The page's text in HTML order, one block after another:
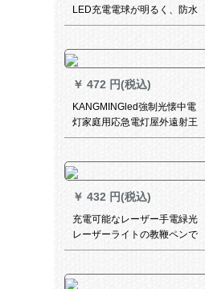
LED充電電球が明るく、防水
移動夜市の露店屋外蓄電灯Aタ
時間の航続が可能です。
￥ 472 円(税込)
KANGMINGled強制光懐中電
灯家庭用応急電灯屋外遠射王
可伸縮性焦点調整アルミニウ
充電小懐中電灯KM-L 260-明
るい黒
￥ 432 円(税込)
充電可能なレーザー手電緑光
レーザーライトの教鞭ペンで
あるレーザー光線の遠射教鞭
データ線+七色の光を指しま